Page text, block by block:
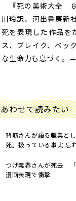
『死の美術大全 ８
川玲訳、河出書房新
死を表現した作品を
ス、ブレイク、ベッ
な生命力も息づく。
あわせて読みたい
背筋さんが語る職業と
死」扱っている事実 忘
つげ義春さんが死去
漫画表現で衝撃